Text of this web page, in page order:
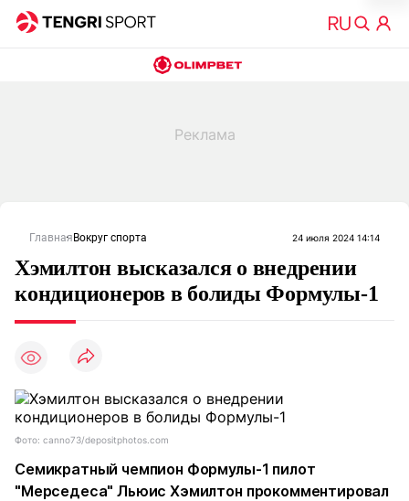
Главная Вокруг спорта 24 июля 2024 14:14
Хэмилтон высказался о внедрении
кондиционеров в болиды Формулы-1
Фото: canno73/depositphotos.com
Семикратный чемпион Формулы-1 пилот
"Мерседеса" Льюис Хэмилтон прокомментировал